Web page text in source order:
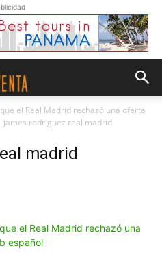
el Real Madrid rechazó una oferta
james rodriguez real madrid
madrid